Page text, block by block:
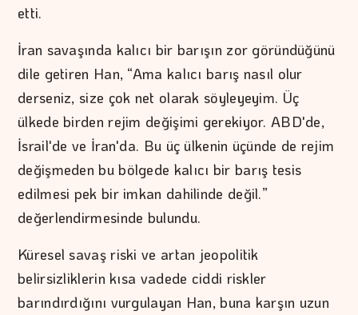
etti.
İran savaşında kalıcı bir barışın zor göründüğünü
dile getiren Han, “Ama kalıcı barış nasıl olur
derseniz, size çok net olarak söyleyeyim. Üç
ülkede birden rejim değişimi gerekiyor. ABD'de,
İsrail'de ve İran'da. Bu üç ülkenin üçünde de rejim
değişmeden bu bölgede kalıcı bir barış tesis
edilmesi pek bir imkan dahilinde değil.”
değerlendirmesinde bulundu.
Küresel savaş riski ve artan jeopolitik
belirsizliklerin kısa vadede ciddi riskler
barındırdığını vurgulayan Han, buna karşın uzun